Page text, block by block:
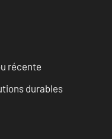
récente
durables